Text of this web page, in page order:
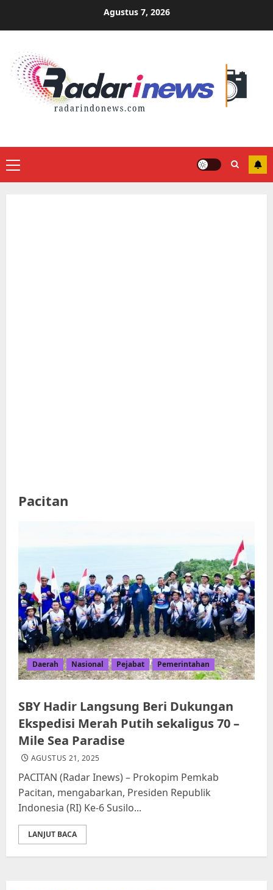
Agustus 7, 2026
Primary
Menu
Pacitan
Daerah Nasional Pejabat Pemerintahan
SBY Hadir Langsung Beri Dukungan
Ekspedisi Merah Putih sekaligus 70 –
Mile Sea Paradise
AGUSTUS 21, 2025
PACITAN (Radar Inews) – Prokopim Pemkab
Pacitan, mengabarkan, Presiden Republik
Indonesia (RI) Ke-6 Susilo...
LANJUT BACA